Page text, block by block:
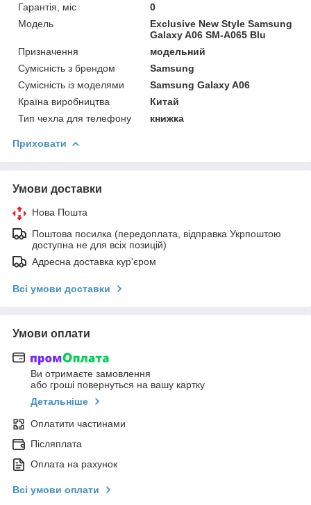
Гарантія, міс
0
Мoдель
Exclusive New Style Samsung
Galaxy A06 SM-A065 Blu
Призначення
модельний
Сумісність з брендом
Samsung
Сумісність із моделями
Samsung Galaxy A06
Країна виробництва
Китай
Тип чехла для телефону
книжка
Приховати
Умови доставки
Нова Пошта
Поштова посилка (передоплата, відправка Укрпоштою
доступна не для всіх позицій)
Адресна доставка кур'єром
Всі умови доставки
Умови оплати
Ви отримаєте замовлення
або гроші повернуться на вашу картку
Детальніше
Оплатити частинами
Післяплата
Оплата на рахунок
Всі умови оплати